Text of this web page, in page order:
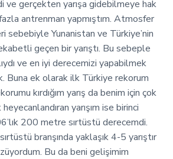
ve gerçekten yarışa gidebilmeye hak
antrenman yapmıştım. Atmosfer
sebebiyle Yunanistan ve Türkiye’nin
geçen bir yarıştı. Bu sebeple
ve en iyi derecemizi yapabilmek
Buna ek olarak ilk Türkiye rekorum
kırdığım yarış da benim için çok
yarışım ise birinci
200 metre sırtüstü derecemdi.
branşında yaklaşık 4-5 yarıştır
Bu da beni gelişimim